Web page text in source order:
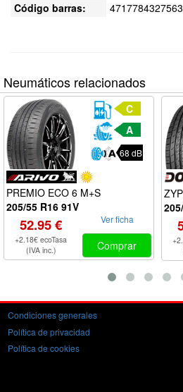
Código barras:
4717784327563
Neumáticos relacionados
C
A
68 dB
PREMIO ECO 6 M+S
205/55 R16 91V
52.95 €
+2.18€ ecoTasa
(IVA inc.)
Ver ficha
Comprar
Condiciones generales
Política de privacidad
Política de cookies